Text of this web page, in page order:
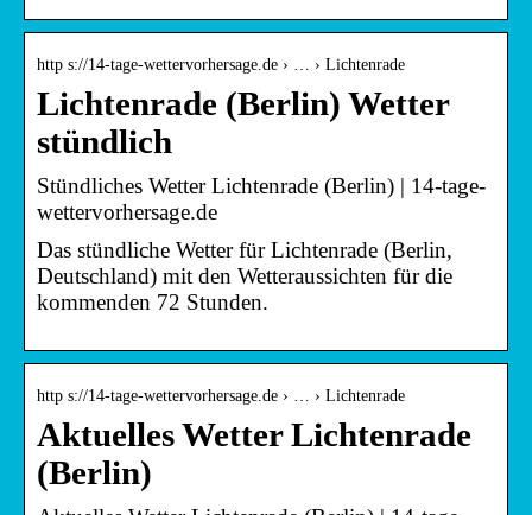
http s://14-tage-wettervorhersage.de › … › Lichtenrade
Lichtenrade (Berlin) Wetter
stündlich
Stündliches Wetter Lichtenrade (Berlin) | 14-tage-
wettervorhersage.de
Das stündliche Wetter für Lichtenrade (Berlin,
Deutschland) mit den Wetteraussichten für die
kommenden 72 Stunden.
http s://14-tage-wettervorhersage.de › … › Lichtenrade
Aktuelles Wetter Lichtenrade
(Berlin)